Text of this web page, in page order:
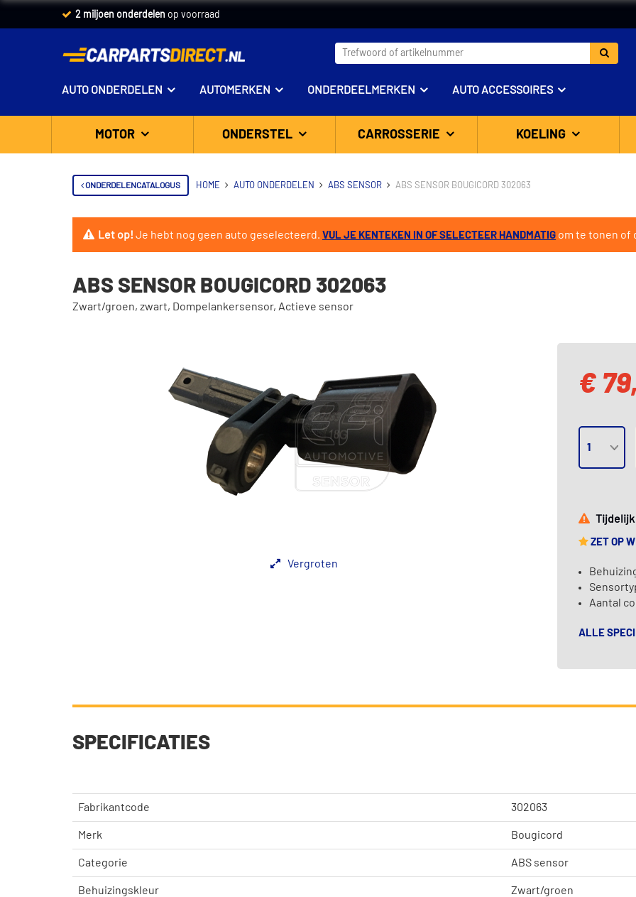
2 miljoen onderdelen op voorraad
AUTO ONDERDELEN AUTOMERKEN ONDERDEELMERKEN AUTO ACCESSOIRES
MOTOR ONDERSTEL CARROSSERIE KOELING
ONDERDELENCATALOGUS HOME AUTO ONDERDELEN ABS SENSOR ABS SENSOR BOUGICORD 302063
Let op!Je hebt nog geen auto geselecteerd. VUL JE KENTEKEN IN OF SELECTEER HANDMATIG om te tonen of
ABS SENSOR BOUGICORD 302063
Zwart/groen, zwart, Dompelankersensor, Actieve sensor
Vergroten
€
ZET OP
Aantal
ALLE
SPECIFICATIES
Fabrikantcode 302063
Merk Bougicord
Categorie ABS sensor
Behuizingskleur Zwart/groen